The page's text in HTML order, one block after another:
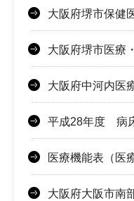
大阪府堺市保健
大阪府堺市医療
大阪府中河内医
平成28年度 病
医療機能表（医
大阪府大阪市南